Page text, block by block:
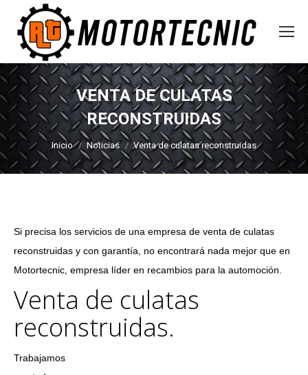
VENTA DE CULATAS
RECONSTRUIDAS
Estás aquí:
Inicio Noticias Venta de culatas reconstruidas
Si precisa los servicios de una empresa de venta de culatas
reconstruidas y con garantía, no encontrará nada mejor que en
Motortecnic, empresa líder en recambios para la automoción.
Venta de culatas
reconstruidas.
Trabajamos